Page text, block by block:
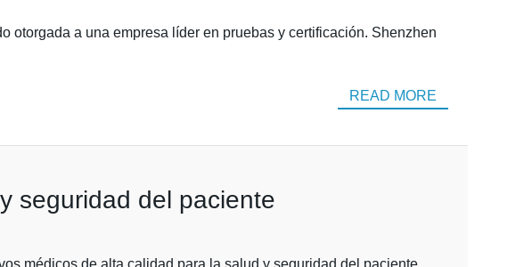
otorgada a una empresa líder en pruebas y certificación. Shenzhen
READ MORE
seguridad del paciente
médicos de alta calidad para la salud y seguridad del paciente.